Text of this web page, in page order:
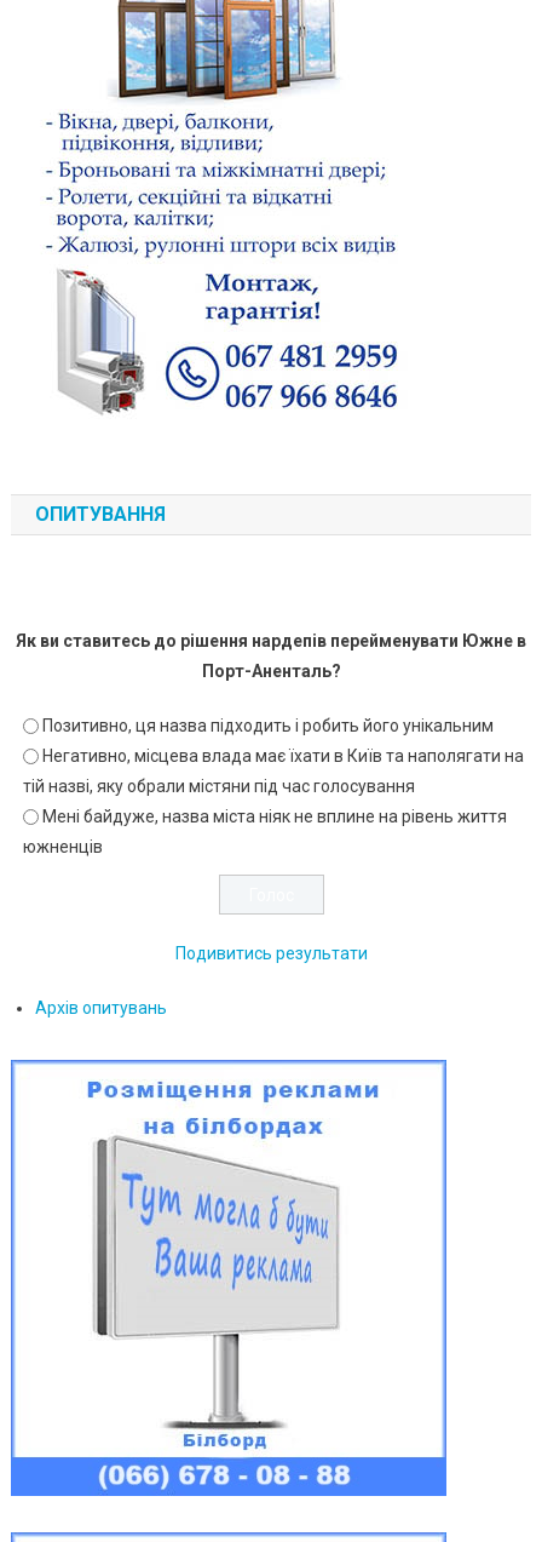
ОПИТУВАННЯ
Як ви ставитесь до рішення нардепів перейменувати Южне в
Порт-Аненталь?
Позитивно, ця назва підходить і робить його унікальним
Негативно, місцева влада має їхати в Київ та наполягати на
тій назві, яку обрали містяни під час голосування
Мені байдуже, назва міста ніяк не вплине на рівень життя
южненців
Подивитись результати
Архів опитувань